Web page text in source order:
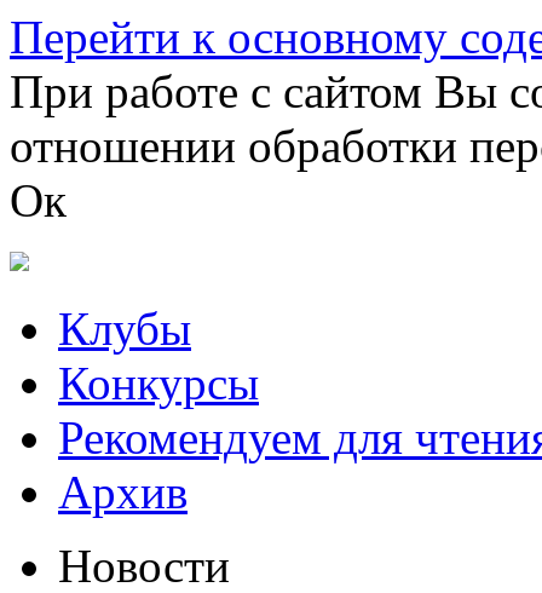
Перейти к основному
При работе с сайтом Вы
отношении обработки
Ок
Клубы
Конкурсы
Рекомендуем для
Архив
Новости